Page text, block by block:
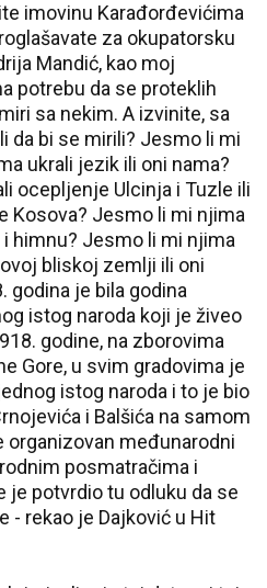
imovinu Karađorđevićima
za okupatorsku
Mandić, kao moj
potrebu da se proteklih
sa nekim. A izvinite, sa
da bi se mirili? Jesmo li mi
ukrali jezik ili oni nama?
ocepljenje Ulcinja i Tuzle ili
Kosova? Jesmo li mi njima
himnu? Jesmo li mi njima
bliskoj zemlji ili oni
godina je bila godina
istog naroda koji je živeo
godine, na zborovima
Gore, u svim gradovima je
istog naroda i to je bio
i Balšića na samom
organizovan međunarodni
posmatračima i
je potvrdio tu odluku da se
- rekao je Dajković u Hit